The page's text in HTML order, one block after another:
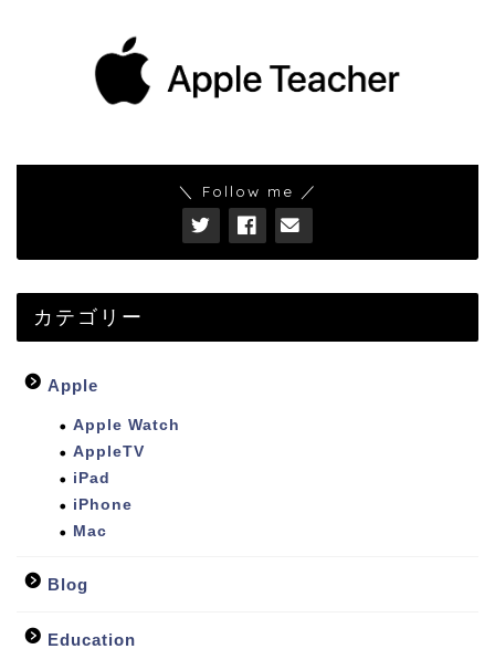
＼ Follow me ／
カテゴリー
Apple
Apple Watch
AppleTV
iPad
iPhone
Mac
Blog
Education